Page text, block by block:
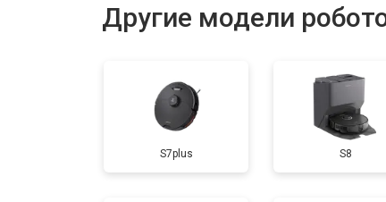
Другие модели
S7plus S8